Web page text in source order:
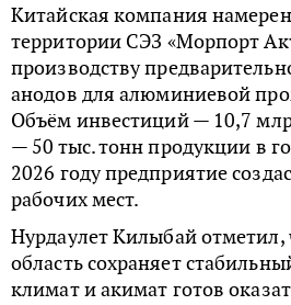
Китайская компания
территории СЭЗ «Морпорт
производству
анодов для алюминиевой
Объём инвестиций — 10,7
— 50 тыс. тонн продукции в
2026 году предприятие
рабочих мест.
Нурдаулет Килыбай отметил,
область сохраняет
климат и акимат готов